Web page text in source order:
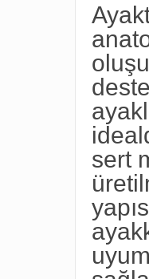
sert
uyum